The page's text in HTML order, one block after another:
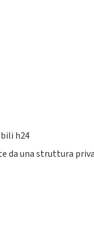
h24
da una struttura